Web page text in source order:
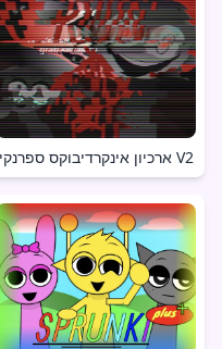
ארכיון אינקרדיבוקס ספרנקי V2